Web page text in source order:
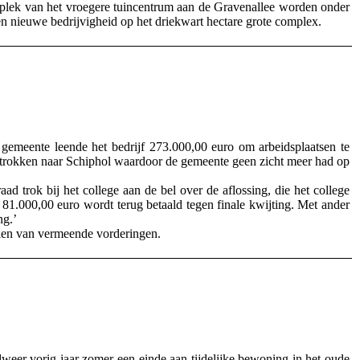
van het vroegere tuincentrum aan de Gravenallee worden onder
nieuwe bedrijvigheid op het driekwart hectare grote complex.
leende het bedrijf 273.000,00 euro om arbeidsplaatsen te
naar Schiphol waardoor de gemeente geen zicht meer had op
trok bij het college aan de bel over de aflossing, die het college
euro wordt terug betaald tegen finale kwijting. Met ander
van vermeende vorderingen.